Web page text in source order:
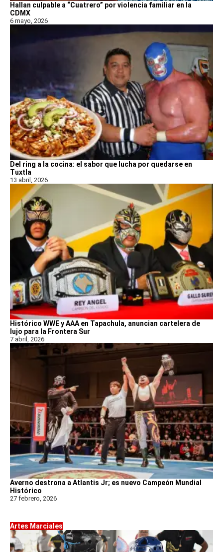
Hallan culpable a “Cuatrero” por violencia familiar en la
CDMX
6 mayo, 2026
Del ring a la cocina: el sabor que lucha por quedarse en
Tuxtla
13 abril, 2026
Histórico WWE y AAA en Tapachula, anuncian cartelera de
lujo para la Frontera Sur
7 abril, 2026
Averno destrona a Atlantis Jr; es nuevo Campeón Mundial
Histórico
27 febrero, 2026
Artes Marciales